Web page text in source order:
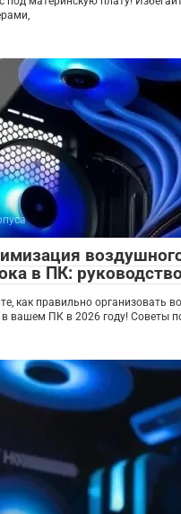
в ПК:
как правильно организовать
в вашем ПК в 2026 году! Советы